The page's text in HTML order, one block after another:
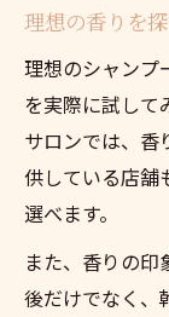
理想の香りを
理想のシャンプ
を実際に試して
サロンでは、香
供している店舗
選べます。
また、香りの
後だけでなく、